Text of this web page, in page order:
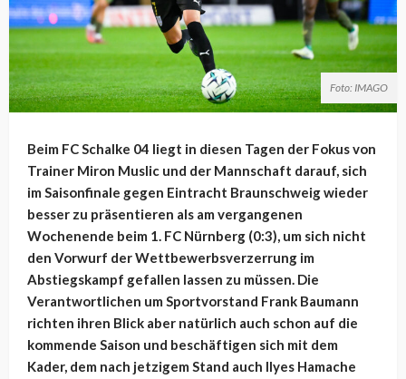
Foto: IMAGO
Beim FC Schalke 04 liegt in diesen Tagen der Fokus von
Trainer Miron Muslic und der Mannschaft darauf, sich
im Saisonfinale gegen Eintracht Braunschweig wieder
besser zu präsentieren als am vergangenen
Wochenende beim 1. FC Nürnberg (0:3), um sich nicht
den Vorwurf der Wettbewerbsverzerrung im
Abstiegskampf gefallen lassen zu müssen. Die
Verantwortlichen um Sportvorstand Frank Baumann
richten ihren Blick aber natürlich auch schon auf die
kommende Saison und beschäftigen sich mit dem
Kader, dem nach jetzigem Stand auch Ilyes Hamache